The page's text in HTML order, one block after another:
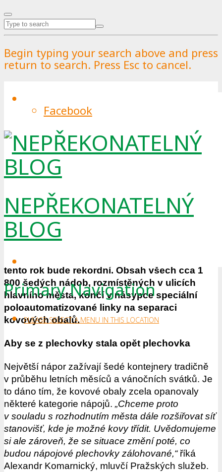
Begin typing your search above and press
return to search. Press Esc to cancel.
Facebook
NEPŘEKONATELNÝ
BLOG
Primary Navigation
PLEASE SELECT A MENU IN THIS LOCATION
Hliník je v Praze jako doma! Do
Humpolce se stěhovat rozhodně
nemusí
By
. Published on11.9.2023. 12.9.2023 0
Pražané si třídění nápojových plechovek
oblíbili, dokládají to statistiky. Loni se jednalo
lidé 619 tun železa a hliníku. Zdá se proto, že i
tento rok bude rekordní. Obsah všech cca 1
800 šedých nádob, rozmístěných v ulicích
hlavního města, končí v násypce speciální
poloautomatizované linky na separaci
kovových obalů.
Aby se z plechovky stala opět plechovka
Největší nápor zažívají šedé kontejnery tradičně
v průběhu letních měsíců a vánočních svátků. Je
to dáno tím, že kovové obaly zcela opanovaly
některé kategorie nápojů. „Chceme proto
v souladu s rozhodnutím města dále rozšiřovat síť
stanovišť, kde je možné kovy třídit. Uvědomujeme
si ale zároveň, že se situace změní poté, co
budou nápojové plechovky zálohované,“říká
Alexandr Komarnický, mluvčí Pražských služeb.